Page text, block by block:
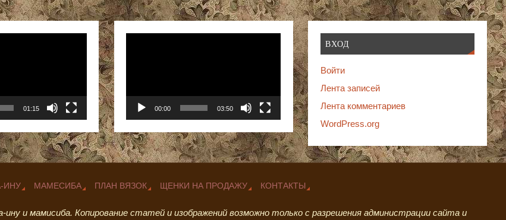
01:15 00:00 03:50
ВХОД
Войти
Лента записей
Лента комментариев
WordPress.org
ИНУ МАМЕСИБА ПЛАН ВЯЗОК ЩЕНКИ НА ПРОДАЖУ КОНТАКТЫ
ину и мамисиба. Копирование статей и изображений возможно только с разрешения администрации сайта и